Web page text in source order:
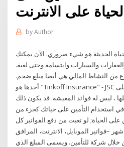
الحياة على الانترنت
byAuthor
الحديثة هو شيء ضروري. الآن يمكنك
والسيارات وابتسامة وحتى لعبة.
من النشاط المالي هي أيضا مبلغ ضخم.
أحدها هو "Tinkoff Insurance" - JSC مصطلح التأمين على الحياة ، على
، ليس له فوائد المعيشة. قد يكون ذلك
استخدام التأمين على حياتك كجزء من
على الحياة; لو تعبت من دفع الفواتير كل
شهر –فواتير الموبايل، الانترنت، المرافق
خلال شركة للتأمين. ويسمى المبلغ الذي